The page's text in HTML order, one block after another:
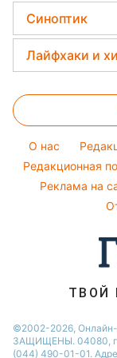
Виталий
София Ротару
Ольга
Филипп
Новости
Новости
Новости
Новости Ровно
Красивый
Модные
Новости
Простые
Легкие
Головоломки
Тесты по
Оптические
Народные
Все о шоу-
Синоптик
Прогноз
Магнитные
Погода на
Погода на
Пылевая буря
Лайфхаки и
Уборка
Комнатные
Авто
O нас
Редакционная
Реклама на
ТВОЙ
©2002-2026, Онлайн-
ЗАЩИЩЕНЫ. 04080, г.
(044) 490-01-01.